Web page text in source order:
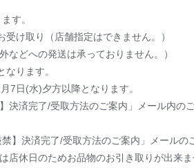
す。
け取り（店舗指定はできません。）
などへの発送は承っておりません。）
ります。
7日(水)夕方以降となります。
済完了/受取方法のご案内」メール内の
】決済完了/受取方法のご案内」メールの
店休日のためお品物のお引き取りが出来ま